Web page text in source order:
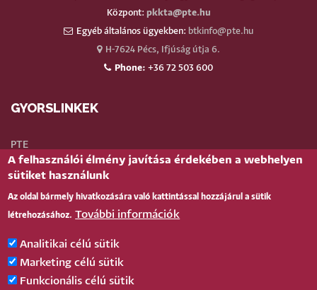
Központ: pkkta@pte.hu
Egyéb általános ügyekben: btkinfo@pte.hu
H-7624 Pécs, Ifjúság útja 6.
Phone: +36 72 503 600
GYORSLINKEK
PTE
Neptun
Telefonkönyv
Teams
TÉR(oktatói)
BELÉPÉS
Bejelentkezés
A felhasználói élmény javítása érdekében a webhelyen
sütiket használunk
Az oldal bármely hivatkozására való kattintással hozzájárul a sütik
létrehozásához. További információk
Analitikai célú sütik
Marketing célú sütik
Funkcionális célú sütik